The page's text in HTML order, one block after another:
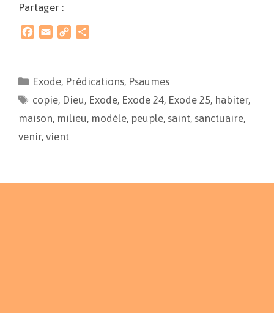
Partager :
b
o
o
l
L
i
n
a
g
Exode, Prédications, Psaumes
copie, Dieu, Exode, Exode 24, Exode 25, habiter,
maison, milieu, modèle, peuple, saint, sanctuaire,
venir, vient